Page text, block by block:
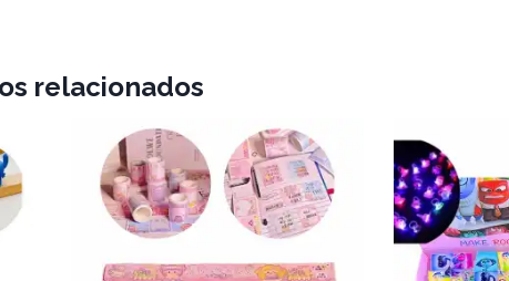
relacionados